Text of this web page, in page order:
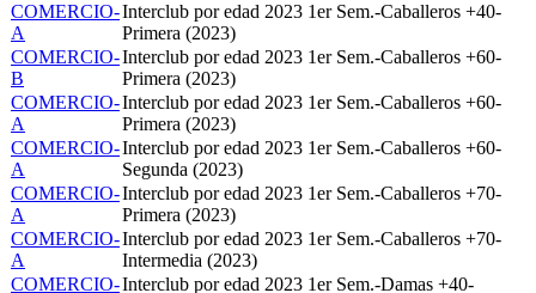
COMERCIO-
A
Interclub por edad 2023 1er Sem.-Caballeros +40-
Primera (2023)
COMERCIO-
B
Interclub por edad 2023 1er Sem.-Caballeros +60-
Primera (2023)
COMERCIO-
A
Interclub por edad 2023 1er Sem.-Caballeros +60-
Primera (2023)
COMERCIO-
A
Interclub por edad 2023 1er Sem.-Caballeros +60-
Segunda (2023)
COMERCIO-
A
Interclub por edad 2023 1er Sem.-Caballeros +70-
Primera (2023)
COMERCIO-
A
Interclub por edad 2023 1er Sem.-Caballeros +70-
Intermedia (2023)
COMERCIO-Interclub por edad 2023 1er Sem.-Damas +40-